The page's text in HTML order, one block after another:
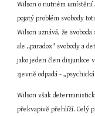
Wilson o nutném umístění
pojatý problém svobody
Wilson uznává, že
ale „paradox" svobody a
jako jeden člen disjunkce
zjevně odpadá -
Wilson však
překvapivě přehlíží. Celý